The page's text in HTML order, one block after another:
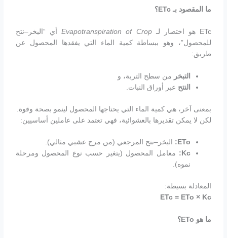
ما المقصود بـ ETc ؟
ETc هو اختصار لـ Evapotranspiration of Cropأي “البخر–نتح
للمحصول”، وهو ببساطة كمية الماء التي يفقدها المحصول عن
طريق:
التبخر من سطح التربة، و
النتح عبر أوراق النبات.
بمعنى آخر، هي كمية الماء التي يحتاجها المحصول لينمو بصحة وقوة.
لكن لا يمكن تقديرها بالعشوائية، فهي تعتمد على عاملين أساسيين:
ETo:
البخر–نتح المرجعي (من مرج عشبي مثالي).
Kc:
معامل المحصول (يتغير حسب نوع المحصول ومرحلة
نموه).
المعادلة بسيطة:
ETc = ETo × Kc
ما هو ؟